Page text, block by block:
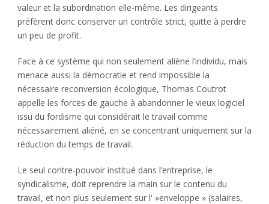
valeur et la subordination elle-même. Les dirigeants
préfèrent donc conserver un contrôle strict, quitte à perdre
un peu de profit.
Face à ce système qui non seulement aliène l’individu, mais
menace aussi la démocratie et rend impossible la
nécessaire reconversion écologique, Thomas Coutrot
appelle les forces de gauche à abandonner le vieux logiciel
issu du fordisme qui considérait le travail comme
nécessairement aliéné, en se concentrant uniquement sur la
réduction du temps de travail.
Le seul contre-pouvoir institué dans l’entreprise, le
syndicalisme, doit reprendre la main sur le contenu du
travail, et non plus seulement sur l' »enveloppe » (salaires,